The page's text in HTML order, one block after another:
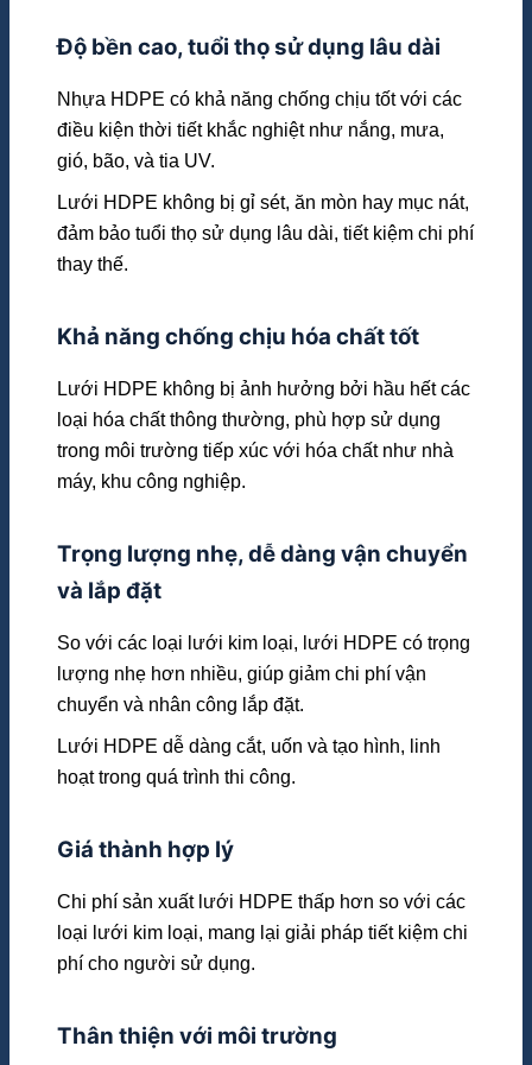
Độ bền cao, tuổi thọ sử dụng lâu dài
Nhựa HDPE có khả năng chống chịu tốt với các
điều kiện thời tiết khắc nghiệt như nắng, mưa,
gió, bão, và tia UV.
Lưới HDPE không bị gỉ sét, ăn mòn hay mục nát,
đảm bảo tuổi thọ sử dụng lâu dài, tiết kiệm chi phí
thay thế.
Khả năng chống chịu hóa chất tốt
Lưới HDPE không bị ảnh hưởng bởi hầu hết các
loại hóa chất thông thường, phù hợp sử dụng
trong môi trường tiếp xúc với hóa chất như nhà
máy, khu công nghiệp.
Trọng lượng nhẹ, dễ dàng vận chuyển
và lắp đặt
So với các loại lưới kim loại, lưới HDPE có trọng
lượng nhẹ hơn nhiều, giúp giảm chi phí vận
chuyển và nhân công lắp đặt.
Lưới HDPE dễ dàng cắt, uốn và tạo hình, linh
hoạt trong quá trình thi công.
Giá thành hợp lý
Chi phí sản xuất lưới HDPE thấp hơn so với các
loại lưới kim loại, mang lại giải pháp tiết kiệm chi
phí cho người sử dụng.
Thân thiện với môi trường